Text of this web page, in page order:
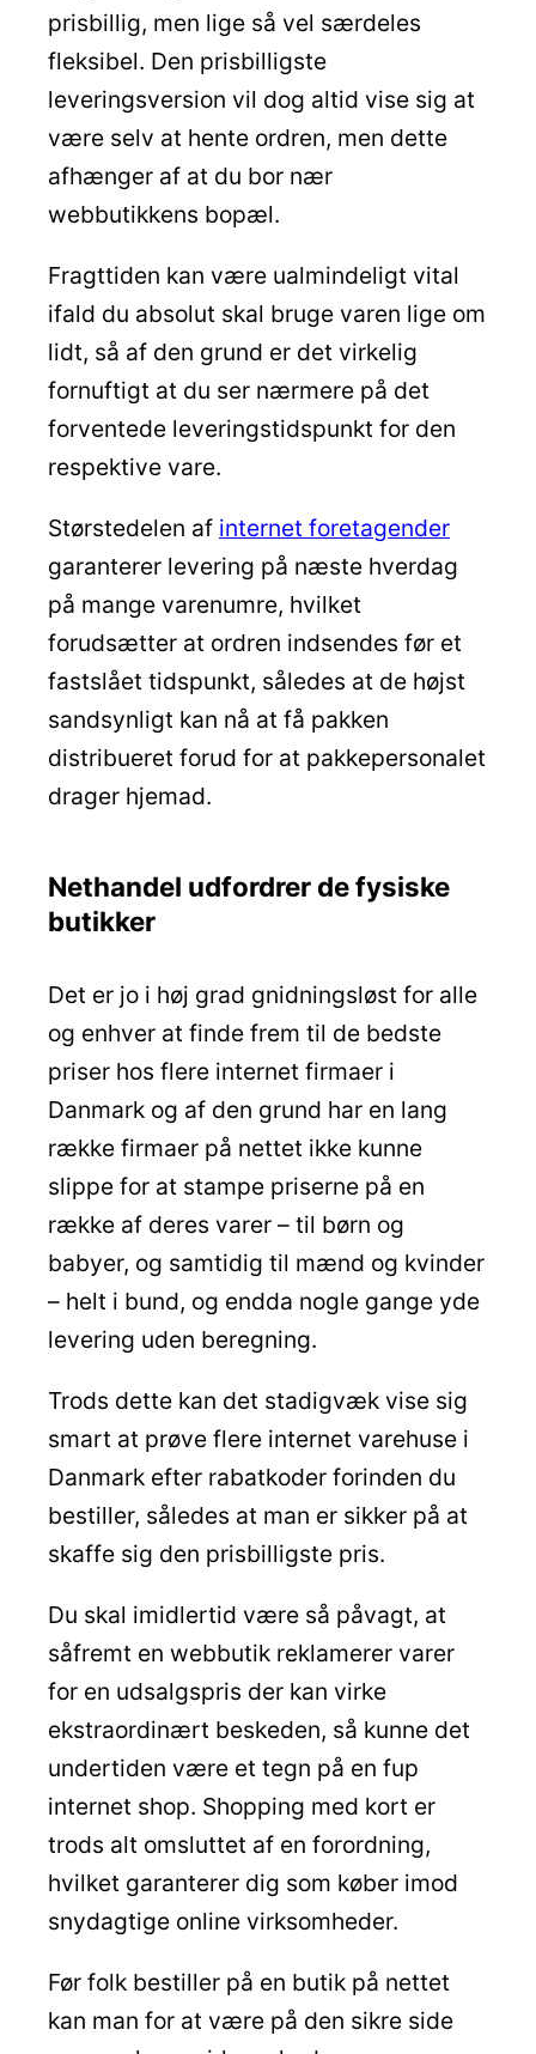
prisbillig, men lige så vel særdeles
fleksibel. Den prisbilligste
leveringsversion vil dog altid vise sig at
være selv at hente ordren, men dette
afhænger af at du bor nær
webbutikkens bopæl.
Fragttiden kan være ualmindeligt vital
ifald du absolut skal bruge varen lige om
lidt, så af den grund er det virkelig
fornuftigt at du ser nærmere på det
forventede leveringstidspunkt for den
respektive vare.
Størstedelen af internet foretagender
garanterer levering på næste hverdag
på mange varenumre, hvilket
forudsætter at ordren indsendes før et
fastslået tidspunkt, således at de højst
sandsynligt kan nå at få pakken
distribueret forud for at pakkepersonalet
drager hjemad.
Nethandel udfordrer de fysiske
butikker
Det er jo i høj grad gnidningsløst for alle
og enhver at finde frem til de bedste
priser hos flere internet firmaer i
Danmark og af den grund har en lang
række firmaer på nettet ikke kunne
slippe for at stampe priserne på en
række af deres varer – til børn og
babyer, og samtidig til mænd og kvinder
– helt i bund, og endda nogle gange yde
levering uden beregning.
Trods dette kan det stadigvæk vise sig
smart at prøve flere internet varehuse i
Danmark efter rabatkoder forinden du
bestiller, således at man er sikker på at
skaffe sig den prisbilligste pris.
Du skal imidlertid være så påvagt, at
såfremt en webbutik reklamerer varer
for en udsalgspris der kan virke
ekstraordinært beskeden, så kunne det
undertiden være et tegn på en fup
internet shop. Shopping med kort er
trods alt omsluttet af en forordning,
hvilket garanterer dig som køber imod
snydagtige online virksomheder.
Før folk bestiller på en butik på nettet
kan man for at være på den sikre side